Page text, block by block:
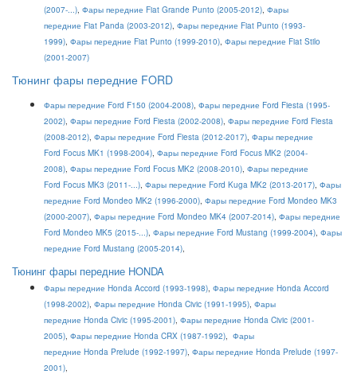
(2007-...), Фары передние Fiat Grande Punto (2005-2012), Фары
передние Fiat Panda (2003-2012), Фары передние Fiat Punto (1993-
1999), Фары передние Fiat Punto (1999-2010), Фары передние Fiat Stilo
(2001-2007)
Тюнинг фары передние FORD
Фары передние Ford F150 (2004-2008), Фары передние Ford Fiesta (1995-
2002), Фары передние Ford Fiesta (2002-2008), Фары передние Ford Fiesta
(2008-2012), Фары передние Ford Fiesta (2012-2017), Фары передние
Ford Focus MK1 (1998-2004), Фары передние Ford Focus MK2 (2004-
2008), Фары передние Ford Focus MK2 (2008-2010), Фары передние
Ford Focus MK3 (2011-...), Фары передние Ford Kuga MK2 (2013-2017), Фары
передние Ford Mondeo MK2 (1996-2000), Фары передние Ford Mondeo MK3
(2000-2007), Фары передние Ford Mondeo MK4 (2007-2014), Фары передние
Ford Mondeo MK5 (2015-...), Фары передние Ford Mustang (1999-2004), Фары
передние Ford Mustang (2005-2014),
Тюнинг фары передние HONDA
Фары передние Honda Accord (1993-1998), Фары передние Honda Accord
(1998-2002), Фары передние Honda Civic (1991-1995), Фары
передние Honda Civic (1995-2001), Фары передние Honda Civic (2001-
2005), Фары передние Honda CRX (1987-1992), Фары
передние Honda Prelude (1992-1997), Фары передние Honda Prelude (1997-
2001),